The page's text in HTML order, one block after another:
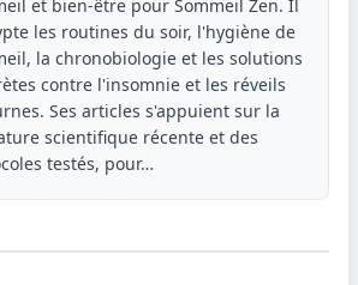
et bien-être pour Sommeil Zen. Il
les routines du soir, l'hygiène de
la chronobiologie et les solutions
contre l'insomnie et les réveils
Ses articles s'appuient sur la
scientifique récente et des
testés, pour…